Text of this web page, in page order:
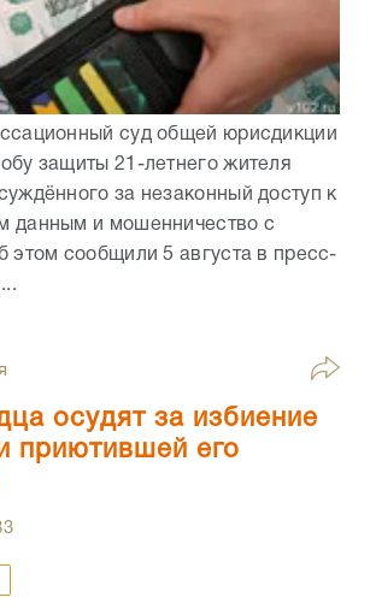
суд общей юрисдикции
защиты 21-летнего жителя
за незаконный доступ к
данным и мошенничество с
этом сообщили 5 августа в пресс-
осудят за избиение
приютившей его